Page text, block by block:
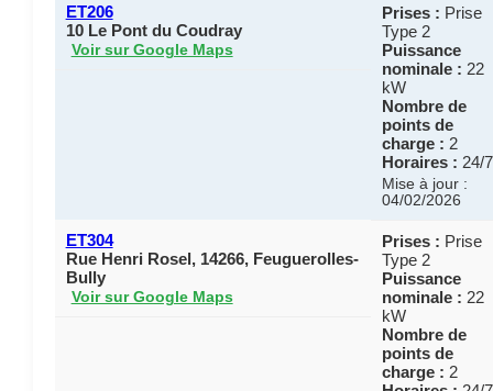
ET206
10 Le Pont du Coudray
Voir sur Google Maps
Prises : Prise
Type 2
Puissance
nominale : 22
kW
Nombre de
points de
charge : 2
Horaires : 24/7
Mise à jour :
04/02/2026
ET304
Rue Henri Rosel, 14266, Feuguerolles-
Bully
Voir sur Google Maps
Prises : Prise
Type 2
Puissance
nominale : 22
kW
Nombre de
points de
charge : 2